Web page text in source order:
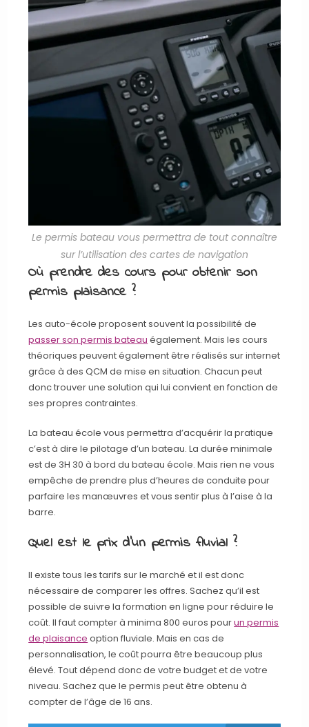
Le permis bateau vous permettra de tout connaître
sur l’utilisation des cartes de navigation
Où prendre des cours pour obtenir son
permis plaisance ?
Les auto-école proposent souvent la possibilité de
passer son permis bateau également. Mais les cours
théoriques peuvent également être réalisés sur internet
grâce à des QCM de mise en situation. Chacun peut
donc trouver une solution qui lui convient en fonction de
ses propres contraintes.
La bateau école vous permettra d’acquérir la pratique
c’est à dire le pilotage d’un bateau. La durée minimale
est de 3H 30 à bord du bateau école. Mais rien ne vous
empêche de prendre plus d’heures de conduite pour
parfaire les manœuvres et vous sentir plus à l’aise à la
barre.
Quel est le prix d’un permis fluvial ?
Il existe tous les tarifs sur le marché et il est donc
nécessaire de comparer les offres. Sachez qu’il est
possible de suivre la formation en ligne pour réduire le
coût. Il faut compter à minima 800 euros pourun permis
de plaisance option fluviale. Mais en cas de
personnalisation, le coût pourra être beaucoup plus
élevé. Tout dépend donc de votre budget et de votre
niveau. Sachez que le permis peut être obtenu à
compter de l’âge de 16 ans.